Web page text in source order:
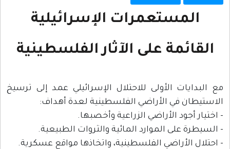
المستعمرات الإسرائيلية
القائمة على الآثار الفلسطينية
مع البدايات الأولى للاحتلال الإسرائيلي عمد إلى ترسيخ
الاستيطان في الأراضي الفلسطينية لعدة أهداف:
- اختيار أجود الأراضي الزراعية وأخصبها.
- السيطرة على الموارد المائية والثروات الطبيعية.
- احتلال الأراضي الفلسطينية، واتخاذها مواقع عسكرية.